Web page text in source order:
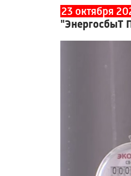
23 октября
"ЭнергосбыТ